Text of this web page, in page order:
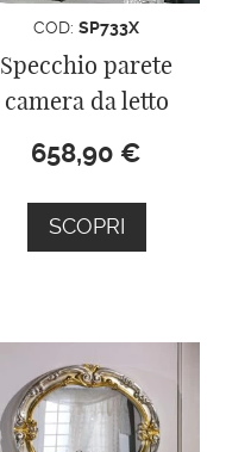
COD:SP733X
Specchio parete
camera da letto
658,90 €
SCOPRI